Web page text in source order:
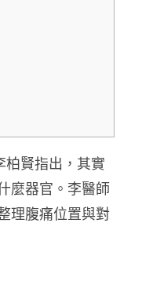
柏賢指出，其實
麼器官。李醫師
理腹痛位置與對